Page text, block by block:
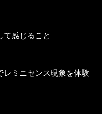
て感じること
レミニセンス現象を体験